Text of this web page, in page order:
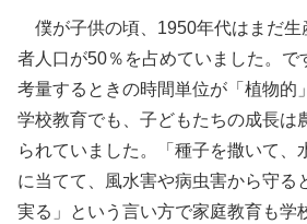
僕が子供の頃、1950年代はまだ生
者人口が50％を占めていました。で
考量するときの時間単位が「植物的
学校教育でも、子どもたちの成長は
られていました。「種子を撒いて、
に当てて、風水害や病虫害から守る
実る」という言い方で家庭教育も学